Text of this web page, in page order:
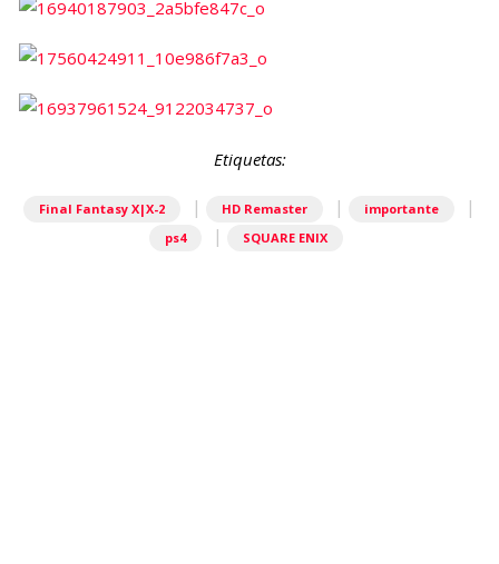
Etiquetas:
Final Fantasy X|X-2 | HD Remaster | importante |
ps4 | SQUARE ENIX